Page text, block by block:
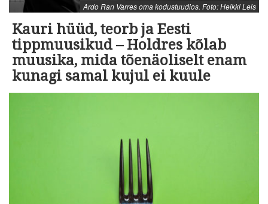
Ardo Ran Varres oma kodustuudios. Foto: Heikki Leis
Kauri hüüd, teorb ja Eesti
tippmuusikud – Holdres kõlab
muusika, mida tõenäoliselt enam
kunagi samal kujul ei kuule